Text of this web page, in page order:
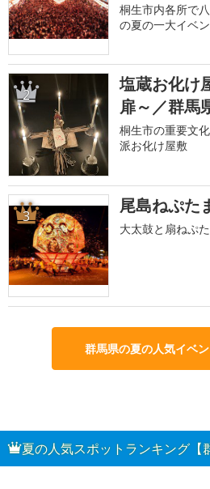
桐生市内各所で
の夏の一大イベ
2
塩蔵お化け
扉～／群馬
桐生市の重要文
派お化け屋敷
3 尾島ねぷた
大太鼓と扇ねぷ
群馬県の夏の人気イベ
夏の人気スポットランキング【